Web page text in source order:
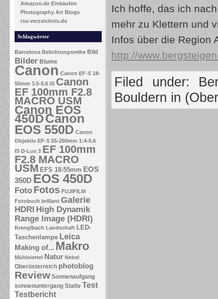
Amazon.de Einkäufen
Photography Art Blogs
rss-verzeichnis.de
Schlagwörter
Barcelona Belichtungsreihe Bild
Bilder Blume
Canon Canon EF-S 18-
55mm 3.5-5.6 IS Canon
EF 100mm F2.8
MACRO USM
Canon EOS
450DCanon
EOS 550D Canon
Objektiv EF-S 55-250mm 1:4-5.6
IS D-Lux 3 EF 100mm
F2.8 MACRO
USM EFS 18-55mm EOS
350D EOS 450D
Foto Fotos FUJIFILM
Fotobuch brillant Galerie
HDRI High Dynamik
Range Image (HDRI)
Krenglbach Landschaft LED-
Taschenlampe Leica
Making of... Makro
Mühlviertel Natur Nebel
Oberösterreich photoblog
Review Sonnenaufgang
sonnenuntergang Stativ Test
Testbericht
Ich hoffe, das ich
mehr zu Klettern und
Infos über die Region
http://
Filed under:
Bouldern in